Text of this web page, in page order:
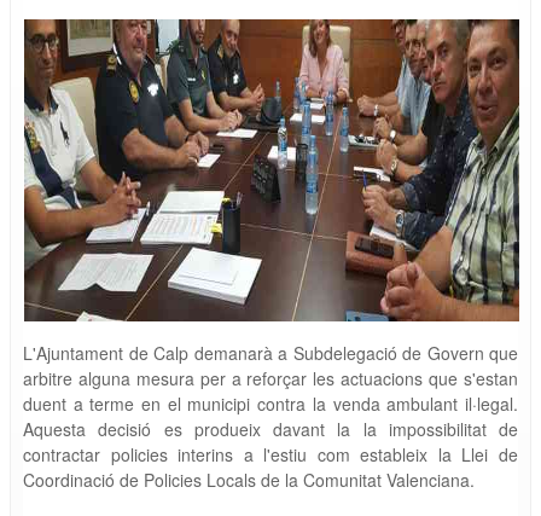
L'Ajuntament de Calp demanarà a Subdelegació de Govern que
arbitre alguna mesura per a reforçar les actuacions que s'estan
duent a terme en el municipi contra la venda ambulant il·legal.
Aquesta decisió es produeix davant la la impossibilitat de
contractar policies interins a l'estiu com estableix la Llei de
Coordinació de Policies Locals de la Comunitat Valenciana.